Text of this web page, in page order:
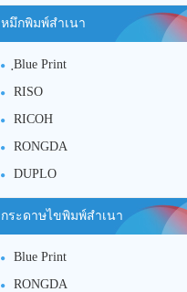
หมึกพิมพ์สำเนา
ฺBlue Print
RISO
RICOH
RONGDA
DUPLO
กระดาษไขพิมพ์สำเนา
Blue Print
RONGDA